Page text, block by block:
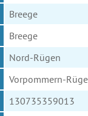
Breege
Breege
Nord-Rügen
Vorpommern-
130735359013